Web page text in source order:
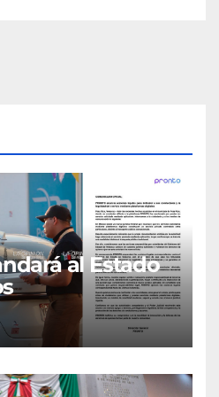
al Estado